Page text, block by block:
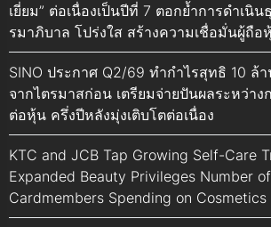
เยี่ยม” ต่อเนื่องเป็นปีที่ 7 ตอกย้ำการดำเนิ
รมาภิบาล โปร่งใส สร้างความเชื่อมั่นผู้ถือ
SINO ประกาศ Q2/69 ทำกำไรสุทธิ 10 ล้
จากไตรมาสก่อน เตรียมจ่ายปันผลระหว่า
ต่อหุ้น ครึ่งปีหลังมุ่งเติบโตต่อเนื่อง
KTC and JCB Tap Growing Self-Care
Expanded Beauty Privileges Number
Cardmembers Spending on Cosmetics